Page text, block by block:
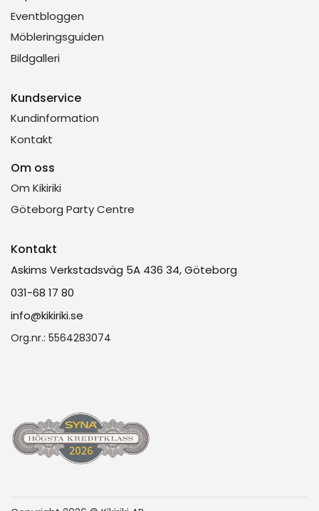
Eventbloggen
Möbleringsguiden
Bildgalleri
Kundservice
Kundinformation
Kontakt
Om oss
Om Kikiriki
Göteborg Party Centre
Kontakt
Askims Verkstadsväg 5A 436 34, Göteborg
031-68 17 80
info@kikiriki.se
Org.nr.: 5564283074